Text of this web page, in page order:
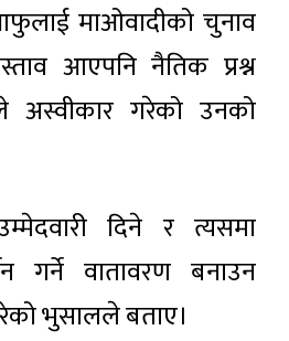
माओवादीको चुनाव
आएपनि नैतिक प्रश्न
गरेको उनको
दिने र त्यसमा
गर्ने वातावरण बनाउन
भुसालले बताए।